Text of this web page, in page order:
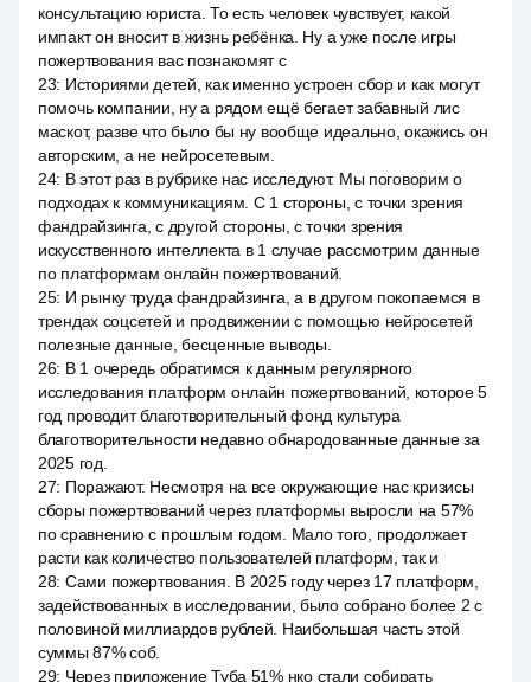
консультацию юриста. То есть человек чувствует, какой
импакт он вносит в жизнь ребёнка. Ну а уже после игры
пожертвования вас познакомят с
23: Историями детей, как именно устроен сбор и как могут
помочь компании, ну а рядом ещё бегает забавный лис
маскот, разве что было бы ну вообще идеально, окажись он
авторским, а не нейросетевым.
24: В этот раз в рубрике нас исследуют. Мы поговорим о
подходах к коммуникациям. С 1 стороны, с точки зрения
фандрайзинга, с другой стороны, с точки зрения
искусственного интеллекта в 1 случае рассмотрим данные
по платформам онлайн пожертвований.
25: И рынку труда фандрайзинга, а в другом покопаемся в
трендах соцсетей и продвижении с помощью нейросетей
полезные данные, бесценные выводы.
26: В 1 очередь обратимся к данным регулярного
исследования платформ онлайн пожертвований, которое 5
год проводит благотворительный фонд культура
благотворительности недавно обнародованные данные за
2025 год.
27: Поражают. Несмотря на все окружающие нас кризисы
сборы пожертвований через платформы выросли на 57%
по сравнению с прошлым годом. Мало того, продолжает
расти как количество пользователей платформ, так и
28: Сами пожертвования. В 2025 году через 17 платформ,
задействованных в исследовании, было собрано более 2 с
половиной миллиардов рублей. Наибольшая часть этой
суммы 87% соб.
29: Через приложение Туба 51% нко стали собирать